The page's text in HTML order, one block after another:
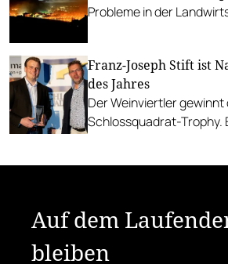
Probleme in der
Franz-Joseph Stift ist
des Jahres
Der Weinviertler gewinnt
Schlossquadrat-Trophy.
Auf dem
bleiben